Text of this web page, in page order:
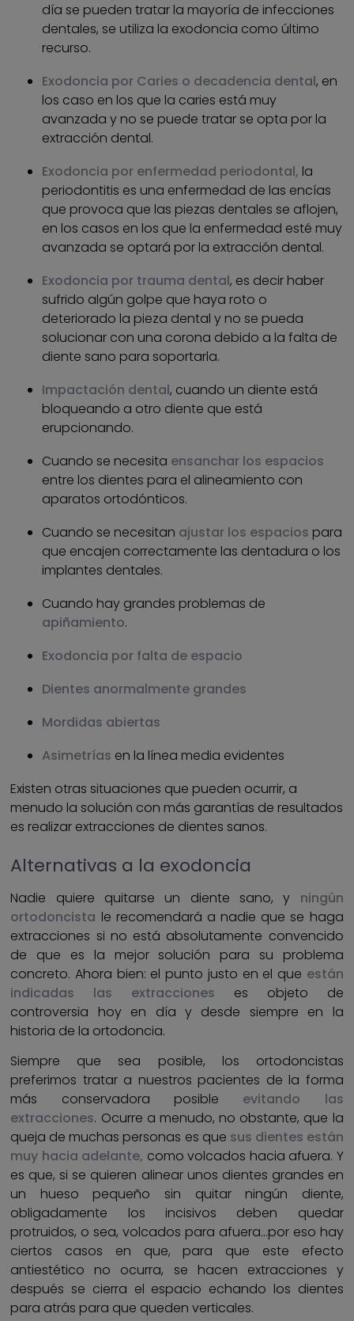
día se pueden tratar la mayoría de infecciones
dentales, se utiliza la exodoncia como último
recurso.
Exodoncia por Caries o decadencia dental, en
los caso en los que la caries está muy
avanzada y no se puede tratar se opta por la
extracción dental.
Exodoncia por enfermedad periodontal, la
periodontitis es una enfermedad de las encías
que provoca que las piezas dentales se aflojen,
en los casos en los que la enfermedad esté muy
avanzada se optará por la extracción dental.
Exodoncia por trauma dental, es decir haber
sufrido algún golpe que haya roto o
deteriorado la pieza dental y no se pueda
solucionar con una corona debido a la falta de
diente sano para soportarla.
Impactación dental, cuando un diente está
bloqueando a otro diente que está
erupcionando.
Cuando se necesita ensanchar los espacios
entre los dientes para el alineamiento con
aparatos ortodónticos.
Cuando se necesitan ajustar los espacios para
que encajen correctamente las dentadura o los
implantes dentales.
Cuando hay grandes problemas de
apiñamiento.
Exodoncia por falta de espacio
Dientes anormalmente grandes
Mordidas abiertas
Asimetrías en la línea media evidentes
Existen otras situaciones que pueden ocurrir, a
menudo la solución con más garantías de resultados
es realizar extracciones de dientes sanos.
Alternativas a la exodoncia
Nadie quiere quitarse un diente sano, y ningún
ortodoncista le recomendará a nadie que se haga
extracciones si no está absolutamente convencido
de que es la mejor solución para su problema
concreto. Ahora bien: el punto justo en el que están
indicadas las extracciones es objeto de
controversia hoy en día y desde siempre en la
historia de la ortodoncia.
Siempre que sea posible, los ortodoncistas
preferimos tratar a nuestros pacientes de la forma
más conservadora posible evitando las
extracciones. Ocurre a menudo, no obstante, que la
queja de muchas personas es que sus dientes están
muy hacia adelante, como volcados hacia afuera. Y
es que, si se quieren alinear unos dientes grandes en
un hueso pequeño sin quitar ningún diente,
obligadamente los incisivos deben quedar
protruidos, o sea, volcados para afuera…por eso hay
ciertos casos en que, para que este efecto
antiestético no ocurra, se hacen extracciones y
después se cierra el espacio echando los dientes
para atrás para que queden verticales.